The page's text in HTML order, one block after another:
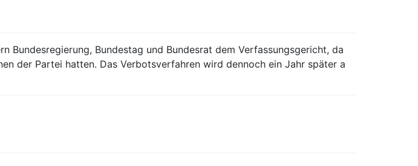
Bundesregierung, Bundestag und Bundesrat dem Verfassungsgericht, da
der Partei hatten. Das Verbotsverfahren wird dennoch ein Jahr später a